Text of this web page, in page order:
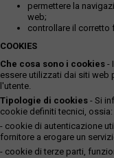
permettere la
web;
controllare il corretto
COOKIES
Che cosa sono i cookies -
essere utilizzati dai siti web
l'utente.
Tipologie di cookies - Si
cookie definiti tecnici, ossia:
- cookie di autenticazione
fornitore a erogare un
- cookie di terze parti,